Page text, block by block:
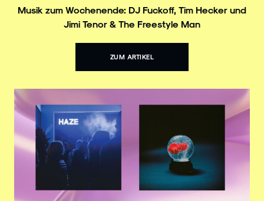
Musik zum Wochenende: DJ Fuckoff, Tim Hecker und
Jimi Tenor & The Freestyle Man
ZUM ARTIKEL